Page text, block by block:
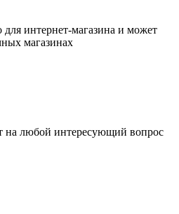
для интернет-магазина и может
магазинах
на любой интересующий вопрос